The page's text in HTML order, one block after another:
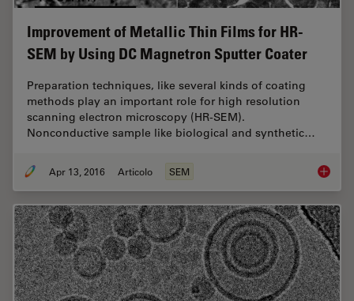
Improvement of Metallic Thin Films for HR-
SEM by Using DC Magnetron Sputter Coater
Preparation techniques, like several kinds of coating
methods play an important role for high resolution
scanning electron microscopy (HR-SEM).
Nonconductive sample like biological and synthetic…
Apr 13, 2016 Articolo SEM